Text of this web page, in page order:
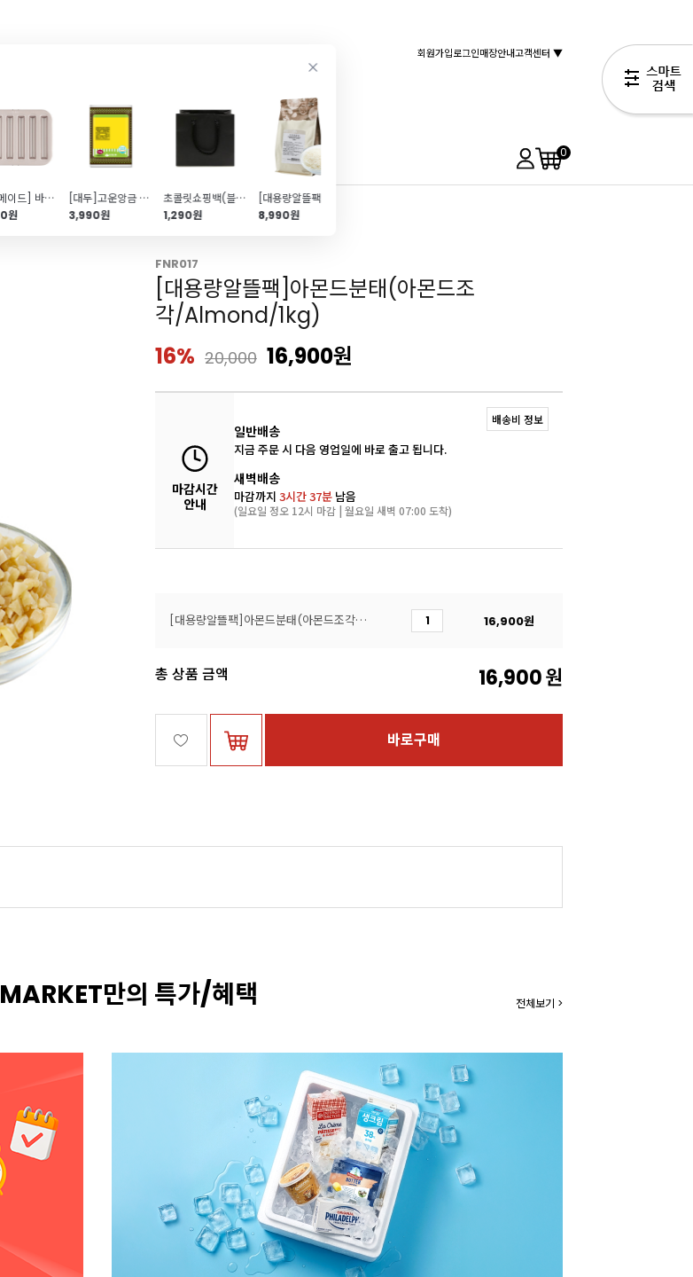
[쉐프메이드] 바통 휘낭시에 6구 (막대과자)
원
[대두]고운앙금 55M(1kg\/적앙금)
3,990원
초콜릿쇼핑백(블랙) 4,6구
1,290원
8,990원
회원가입로그인매장안내고객센터 ▼
특가/혜택 0
FNR017
[대용량알뜰팩]아몬드분태(아몬드조
각/Almond/1kg)
16% 20,000 16,900원
마감시간
안내
일반배송
지금 주문 시 다음 영업일에 바로 출고 됩니다.
새벽배송
마감까지 3시간 37분 남음
(일요일 정오 12시 마감 | 월요일 새벽 07:00 도착)
배송비 정보
[대용량알뜰팩]아몬드분태(아몬드조각/Almond/1kg) 16,900원
총 상품 금액 16,900원
바로구매
만의 특가/혜택 전체보기 >